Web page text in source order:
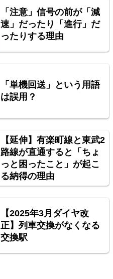
送列車2 特急型車両編
線略図 増補版
「注意」信号の前が「減
速」だったり「進行」だ
ったりする理由
「単機回送」という用語
は誤用？
【延伸】有楽町線と東武2
路線が直通すると「ちょ
っと困ったこと」が起こ
る納得の理由
【2025年3月ダイヤ改
正】列車交換がなくなる
交換駅